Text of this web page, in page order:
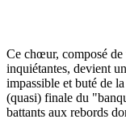
Ce chœur, composé de
inquiétantes, devient
impassible et buté de
(quasi) finale du
battants aux rebords